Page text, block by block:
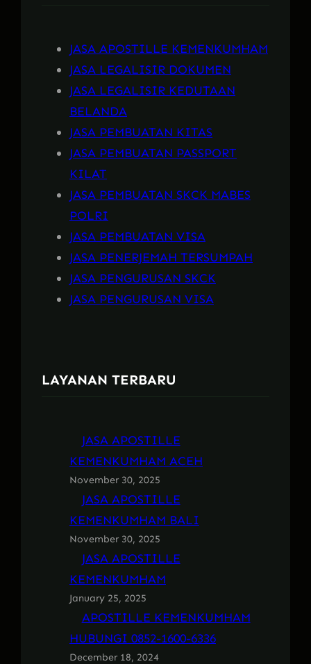
JASA APOSTILLE KEMENKUMHAM
JASA LEGALISIR DOKUMEN
JASA LEGALISIR KEDUTAAN
BELANDA
JASA PEMBUATAN KITAS
JASA PEMBUATAN PASSPORT
KILAT
JASA PEMBUATAN SKCK MABES
POLRI
JASA PEMBUATAN VISA
JASA PENERJEMAH TERSUMPAH
JASA PENGURUSAN SKCK
JASA PENGURUSAN VISA
LAYANAN TERBARU
JASA APOSTILLE
KEMENKUMHAM ACEH
November 30, 2025
JASA APOSTILLE
KEMENKUMHAM BALI
November 30, 2025
JASA APOSTILLE
KEMENKUMHAM
January 25, 2025
APOSTILLE KEMENKUMHAM
HUBUNGI 0852-1600-6336
December 18, 2024